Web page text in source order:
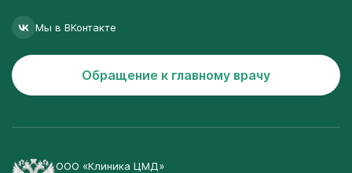
Мы в ВКонтакте
Обращение к главному врачу
ООО «Клиника ЦМД»